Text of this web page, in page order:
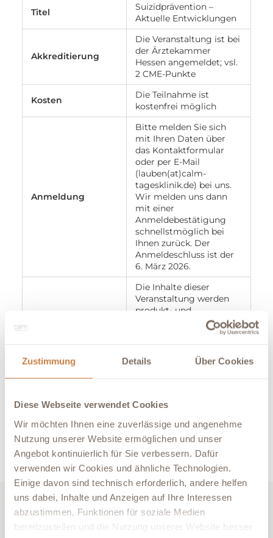
Zustimmung Details Über Cookies
Diese Webseite verwendet Cookies
Wir möchten Ihnen eine zuverlässige und angenehme
Nutzung unserer Website ermöglichen und unser
Angebot kontinuierlich für Sie verbessern. Dafür
verwenden wir Cookies und ähnliche Technologien.
Einige davon sind technisch erforderlich, andere helfen
uns dabei, Inhalte und Anzeigen auf Ihre Interessen
abzustimmen, Funktionen für soziale Medien
bereitzustellen und die Nutzung unserer Website besser
Titel
Suizidprävention –
Aktuelle Entwicklungen
Akkreditierung
Die Veranstaltung ist bei
der Ärztekammer
Hessen angemeldet; vsl.
2 CME-Punkte
Kosten
Die Teilnahme ist
kostenfrei möglich
Anmeldung
Bitte melden Sie sich
mit Ihren Daten über
das Kontaktformular
oder per E-Mail
(lauben(at)calm-
tagesklinik.de) bei uns.
Wir melden uns dann
mit einer
Anmeldebestätigung
schnellstmöglich bei
Ihnen zurück. Der
Anmeldeschluss ist der
6. März 2026.
Interessenkonflikte
Die Inhalte dieser
Veranstaltung werden
produkt- und
dienstleistungsneutral
wissenschaftliche
Leitung und die
gegenüber den
Es besteht kein
Sponsoring der
Veranstaltung.
PROF. DR. MED. UTE LEWITZKA
HINTERGRUNDINFORMATIONEN